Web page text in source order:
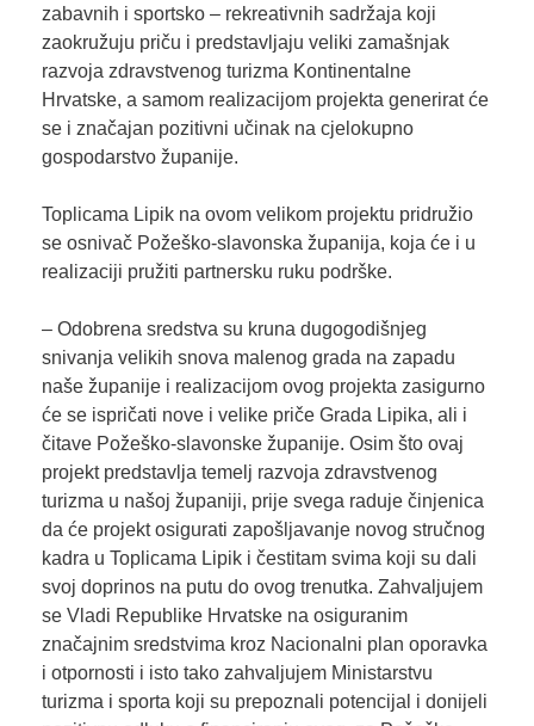
zabavnih i sportsko – rekreativnih sadržaja koji
zaokružuju priču i predstavljaju veliki zamašnjak
razvoja zdravstvenog turizma Kontinentalne
Hrvatske, a samom realizacijom projekta generirat će
se i značajan pozitivni učinak na cjelokupno
gospodarstvo županije.
Toplicama Lipik na ovom velikom projektu pridružio
se osnivač Požeško-slavonska županija, koja će i u
realizaciji pružiti partnersku ruku podrške.
– Odobrena sredstva su kruna dugogodišnjeg
snivanja velikih snova malenog grada na zapadu
naše županije i realizacijom ovog projekta zasigurno
će se ispričati nove i velike priče Grada Lipika, ali i
čitave Požeško-slavonske županije. Osim što ovaj
projekt predstavlja temelj razvoja zdravstvenog
turizma u našoj županiji, prije svega raduje činjenica
da će projekt osigurati zapošljavanje novog stručnog
kadra u Toplicama Lipik i čestitam svima koji su dali
svoj doprinos na putu do ovog trenutka. Zahvaljujem
se Vladi Republike Hrvatske na osiguranim
značajnim sredstvima kroz Nacionalni plan oporavka
i otpornosti i isto tako zahvaljujem Ministarstvu
turizma i sporta koji su prepoznali potencijal i donijeli